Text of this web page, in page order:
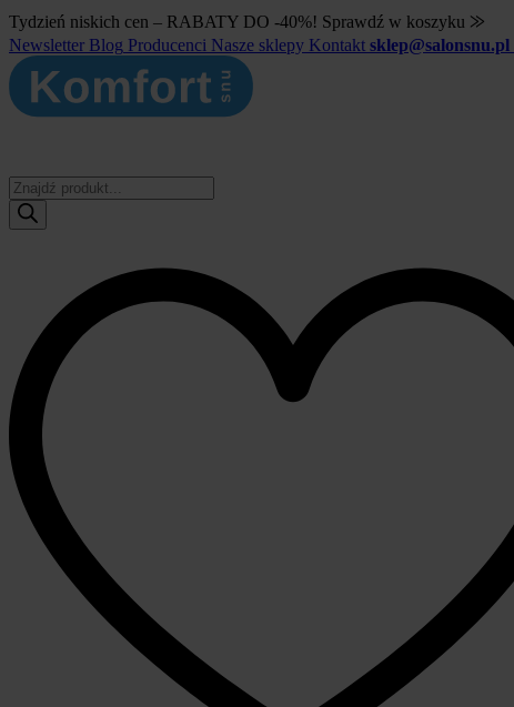
Tydzień niskich cen – RABATY DO -40%! Sprawdź w koszyku ⨠
Newsletter Blog Producenci Nasze sklepy Kontakt sklep@salonsnu.pl
Wyszukiwarka
produktów